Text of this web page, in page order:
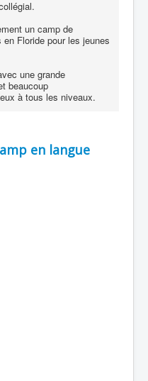
un camp de
Floride pour les jeunes
une grande
beaucoup
à tous les niveaux.
en langue